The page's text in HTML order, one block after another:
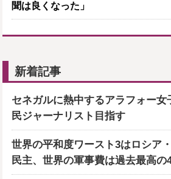
聞は良くなった」
新着記事
セネガルに熱中するアラフォー女
民ジャーナリスト目指す
世界の平和度ワースト3はロシア
民主、世界の軍事費は過去最高の